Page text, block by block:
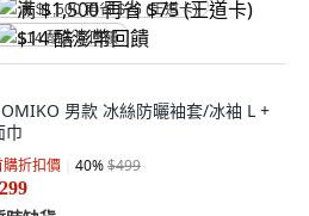
满 $1,500 再省 $75 (王道卡)
$14 酷澎幣回饋
男款 冰絲防曬袖套/冰袖 L +
巾
購折扣價 40%$499